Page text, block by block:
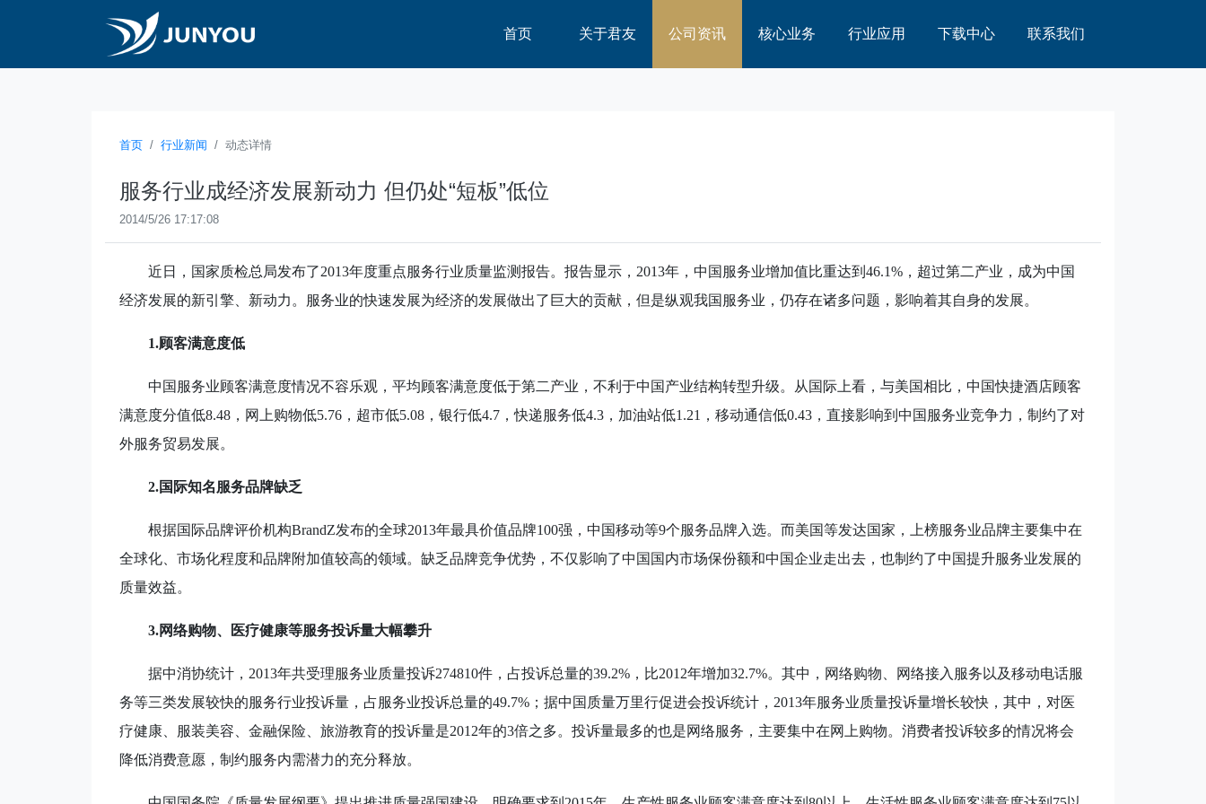
首页 关于君友 公司资讯 核心业务 行业应用 下载中心 联系我们
首页 行业新闻 动态详情
服务行业成经济发展新动力 但仍处“短板”低位
2014/5/26 17:17:08
近日，国家质检总局发布了2013年度重点服务行业质量监测报告。报告显示， 2013年，中国服务业增加值比重达到 46.1% ，超过第二产业，成为中国
经济发展的新引擎、新动力。服务业的快速发展为经济的发展做出了巨大的贡献，但是纵观我国服务业，仍存在诸多问题，影响着其自身的发展。
1.顾客满意度低
中国服务业顾客满意度情况不容乐观，平均顾客满意度低于第二产业，不利于中国产业结构转型升级。从国际上看，与美国相比，中国快捷酒店顾客
满意度分值低8.48 ，网上购物低5.76 ，超市低5.08 ，银行低4.7 ，快递服务低4.3 ，加油站低1.21 ，移动通信低0.43 ，直接影响到中国服务业竞争力，制约了对
外服务贸易发展。
2.国际知名服务品牌缺乏
根据国际品牌评价机构BrandZ发布的全球2013年最具价值品牌100强，中国移动等9个服务品牌入选。而美国等发达国家，上榜服务业品牌主要集中在
全球化、市场化程度和品牌附加值较高的领域。缺乏品牌竞争优势，不仅影响了中国国内市场保份额和中国企业走出去，也制约了中国提升服务业发展的
质量效益。
3.网络购物、医疗健康等服务投诉量大幅攀升
据中消协统计， 2013年共受理服务业质量投诉274810件，占投诉总量的39.2% ，比2012年增加32.7%。其中，网络购物、网络接入服务以及移动电话服
务等三类发展较快的服务行业投诉量，占服务业投诉总量的49.7% ；据中国质量万里行促进会投诉统计， 2013年服务业质量投诉量增长较快，其中，对医
疗健康、服装美容、金融保险、旅游教育的投诉量是2012年的3倍之多。投诉量最多的也是网络服务，主要集中在网上购物。消费者投诉较多的情况将会
降低消费意愿，制约服务内需潜力的充分释放。